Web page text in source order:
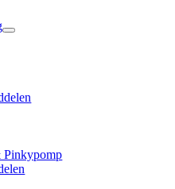
Pinkypomp